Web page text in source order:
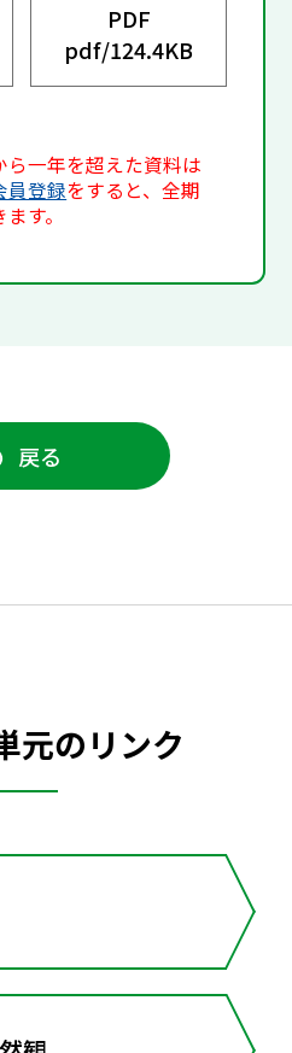
PDF
pdf/124.4KB
一年を超えた資料は
員登録をすると、全期
す。
戻る
元のリンク